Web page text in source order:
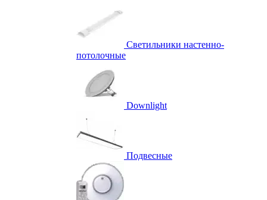
Светильники настенно-
потолочные
Downlight
Подвесные